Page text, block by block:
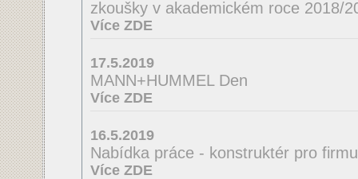
zkoušky v akademickém roce 2018/
Více ZDE
17.5.2019
MANN+HUMMEL Den
Více ZDE
16.5.2019
Nabídka práce - konstruktér pro
Více ZDE